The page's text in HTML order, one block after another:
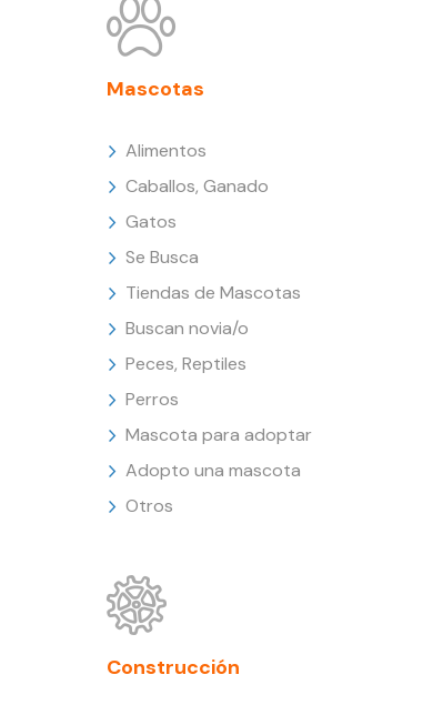
Mascotas
Alimentos
Caballos, Ganado
Gatos
Se Busca
Tiendas de Mascotas
Buscan novia/o
Peces, Reptiles
Perros
Mascota para adoptar
Adopto una mascota
Otros
Construcción